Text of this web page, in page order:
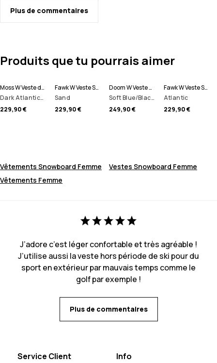
Plus de commentaires
Produits que tu pourrais aimer
Moss W Veste de Ski Femme
Dark Atlantic/Black
229,90 €
Fawk W Veste Snowboard Femme
Sand
229,90 €
Doom W Veste Snowboard Femme
Soft Blue/Black/Phantom
249,90 €
Fawk W Veste Snowboard Femme
Atlantic
229,90 €
Vêtements Snowboard Femme
Vestes Snowboard Femme
Vêtements Femme
J’adore c’est léger confortable et très agréable !
J’utilise aussi la veste hors période de ski pour du
sport en extérieur par mauvais temps comme le
golf par exemple !
Plus de commentaires
Service Client Info